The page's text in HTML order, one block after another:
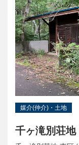
媒介(仲介)・土地
千ヶ滝別荘地